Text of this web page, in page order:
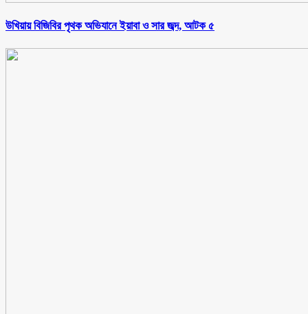
উখিয়ায় বিজিবির পৃথক অভিযানে ইয়াবা ও সার জব্দ, আটক ৫